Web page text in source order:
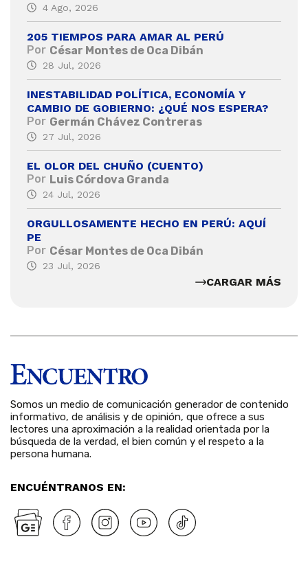
4 Ago, 2026
205 TIEMPOS PARA AMAR AL PERÚ
Por César Montes de Oca Dibán
28 Jul, 2026
INESTABILIDAD POLÍTICA, ECONOMÍA Y
CAMBIO DE GOBIERNO: ¿QUÉ NOS ESPERA?
Por Germán Chávez Contreras
27 Jul, 2026
EL OLOR DEL CHUÑO (CUENTO)
Por Luis Córdova Granda
24 Jul, 2026
ORGULLOSAMENTE HECHO EN PERÚ: AQUÍ
PE
Por César Montes de Oca Dibán
23 Jul, 2026
CARGAR MÁS
Somos un medio de comunicación generador de contenido
informativo, de análisis y de opinión, que ofrece a sus
lectores una aproximación a la realidad orientada por la
búsqueda de la verdad, el bien común y el respeto a la
persona humana.
ENCUÉNTRANOS EN: